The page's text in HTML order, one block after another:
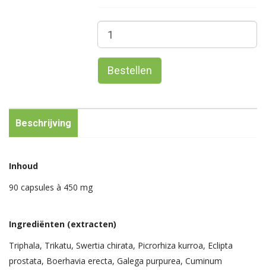
Bestellen
Beschrijving
Inhoud
90 capsules à 450 mg
Ingrediënten (extracten)
Triphala, Trikatu, Swertia chirata, Picrorhiza kurroa, Eclipta
prostata, Boerhavia erecta, Galega purpurea, Cuminum